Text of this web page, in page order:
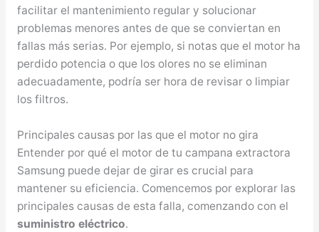
facilitar el mantenimiento regular y solucionar
problemas menores antes de que se conviertan en
fallas más serias. Por ejemplo, si notas que el motor ha
perdido potencia o que los olores no se eliminan
adecuadamente, podría ser hora de revisar o limpiar
los filtros.
Principales causas por las que el motor no gira
Entender por qué el motor de tu campana extractora
Samsung puede dejar de girar es crucial para
mantener su eficiencia. Comencemos por explorar las
principales causas de esta falla, comenzando con el
suministro eléctrico.